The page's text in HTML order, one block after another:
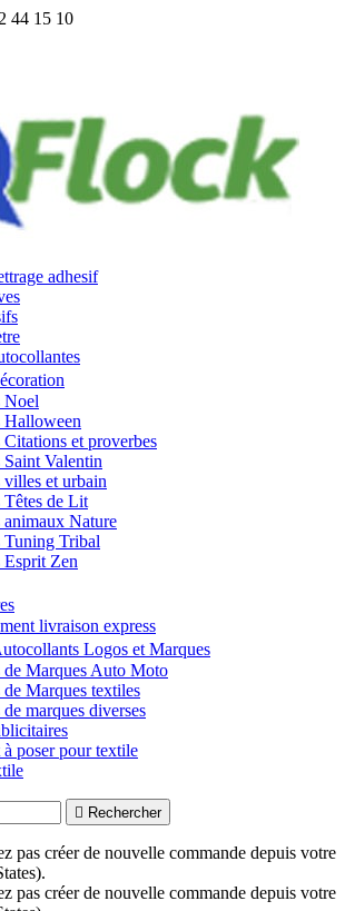
44 15 10
adhesif
Noel
Halloween
Citations et proverbes
Saint Valentin
villes et urbain
Têtes de Lit
animaux Nature
Tuning Tribal
Esprit Zen
livraison express
Logos et Marques
de Marques Auto Moto
de Marques textiles
marques diverses
à poser pour textile
 Rechercher
pas créer de nouvelle commande depuis votre
pas créer de nouvelle commande depuis votre